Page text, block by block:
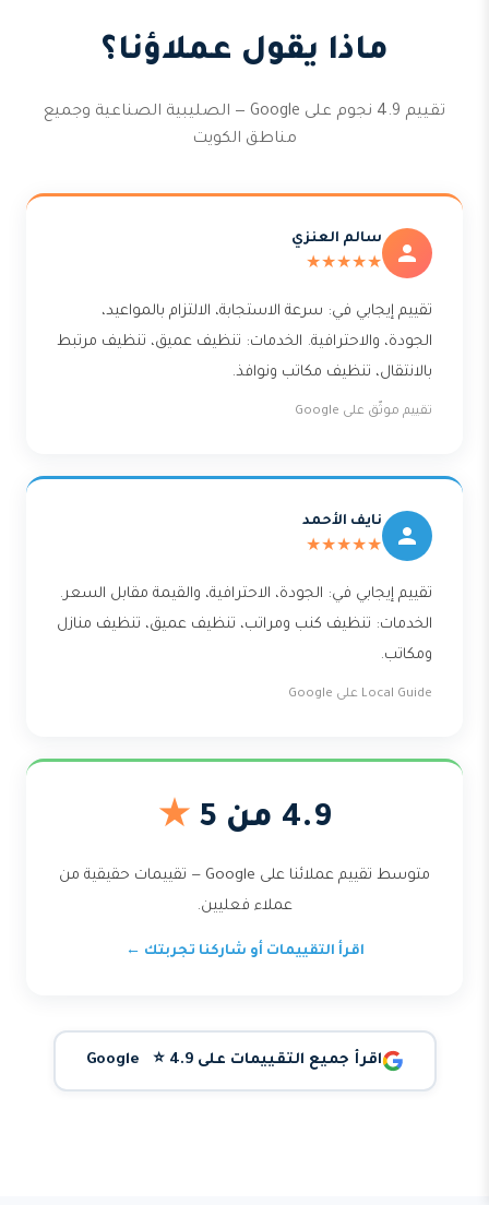
ماذا يقول عملاؤنا؟
تقييم 4.9 نجوم على Google — الصليبية الصناعية وجميع
مناطق الكويت
سالم العنزي
★★★★★
تقييم إيجابي في: سرعة الاستجابة، الالتزام بالمواعيد،
الجودة، والاحترافية. الخدمات: تنظيف عميق، تنظيف مرتبط
بالانتقال، تنظيف مكاتب ونوافذ.
تقييم موثّق على Google
نايف الأحمد
★★★★★
تقييم إيجابي في: الجودة، الاحترافية، والقيمة مقابل السعر.
الخدمات: تنظيف كنب ومراتب، تنظيف عميق، تنظيف منازل
ومكاتب.
Local Guide على Google
4.9 من 5 ★
متوسط تقييم عملائنا على Google — تقييمات حقيقية من
عملاء فعليين.
اقرأ التقييمات أو شاركنا تجربتك ←
اقرأ جميع التقييمات على Google ⭐ 4.9